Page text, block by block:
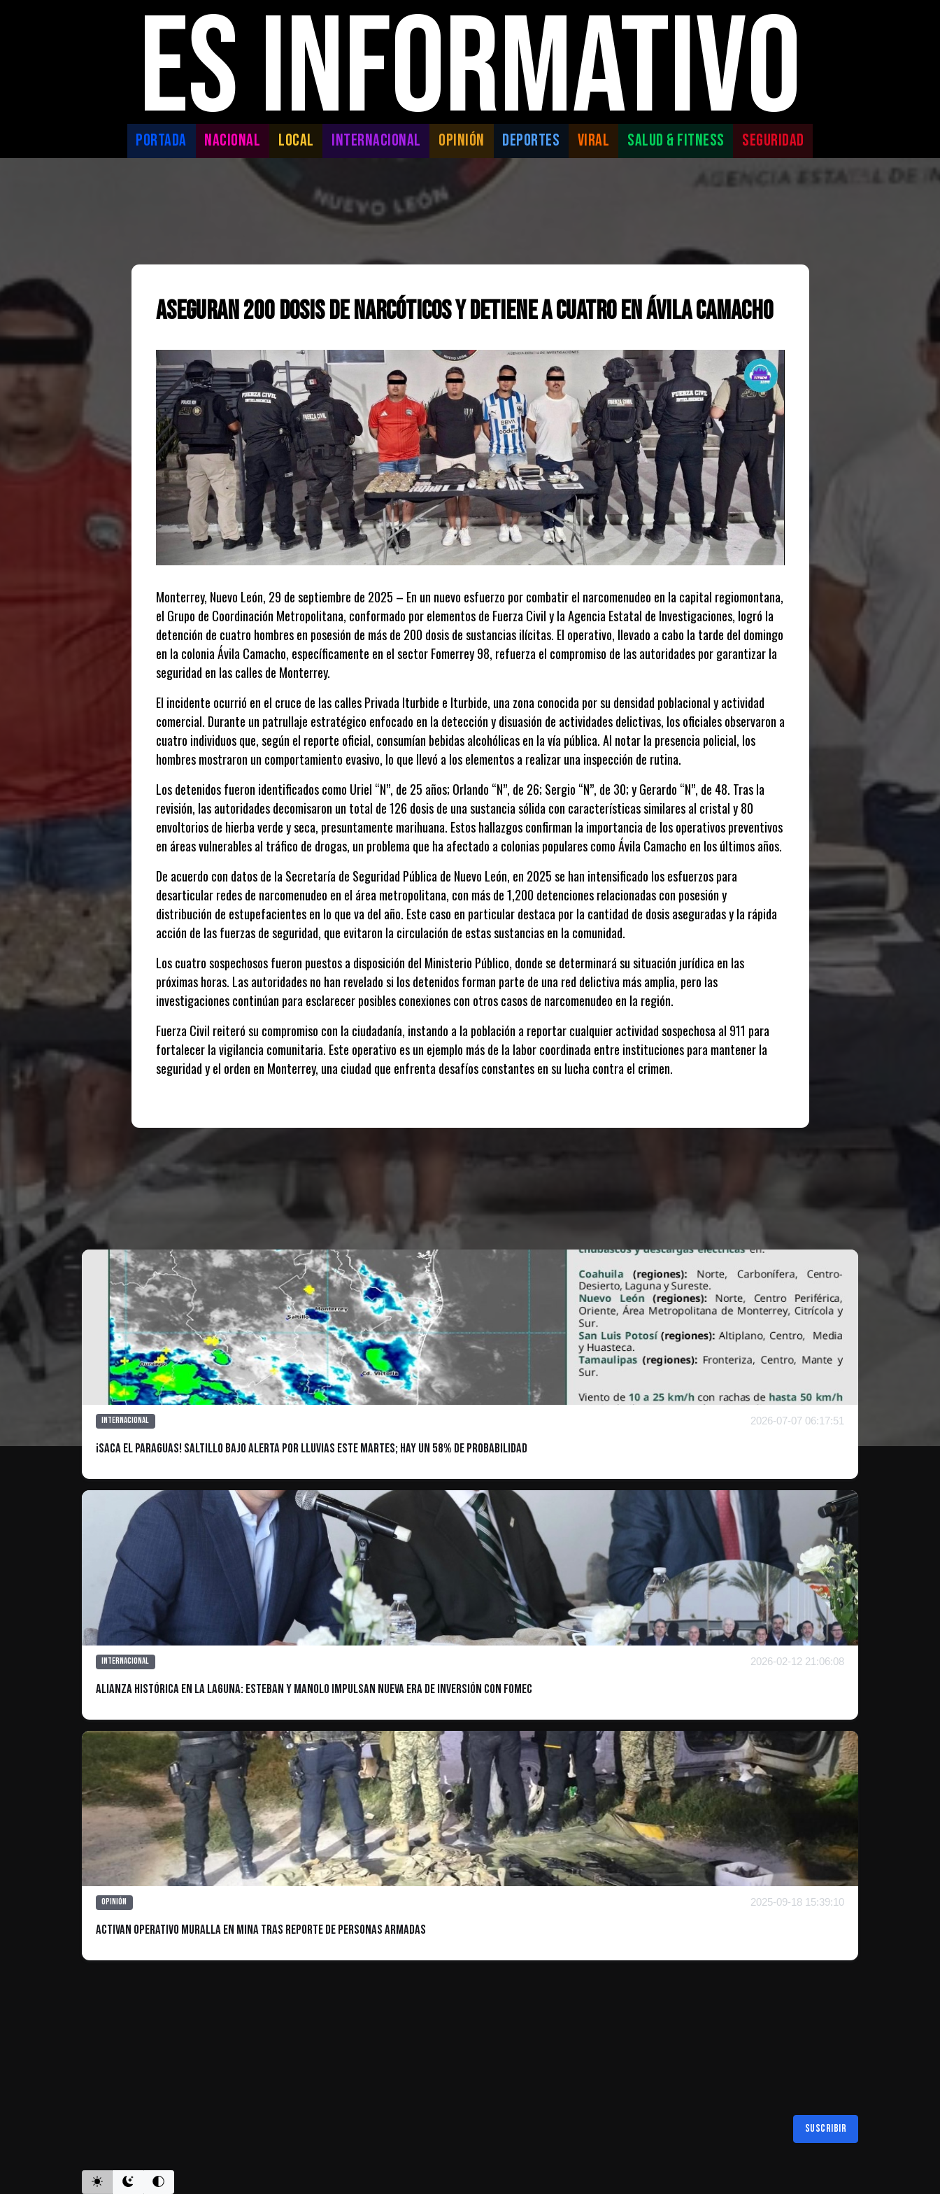
ES INFORMATIVO
PORTADA NACIONAL LOCAL INTERNACIONAL OPINIÓN DEPORTES VIRAL SALUD & FITNESS SEGURIDAD
Aseguran 200 Dosis de Narcóticos y Detiene a Cuatro en Ávila Camacho
Monterrey, Nuevo León, 29 de septiembre de 2025 – En un nuevo esfuerzo por combatir el narcomenudeo en la capital regiomontana,
el Grupo de Coordinación Metropolitana, conformado por elementos de Fuerza Civil y la Agencia Estatal de Investigaciones, logró la
detención de cuatro hombres en posesión de más de 200 dosis de sustancias ilícitas. El operativo, llevado a cabo la tarde del domingo
en la colonia Ávila Camacho, específicamente en el sector Fomerrey 98, refuerza el compromiso de las autoridades por garantizar la
seguridad en las calles de Monterrey.
El incidente ocurrió en el cruce de las calles Privada Iturbide e Iturbide, una zona conocida por su densidad poblacional y actividad
comercial. Durante un patrullaje estratégico enfocado en la detección y disuasión de actividades delictivas, los oficiales observaron a
cuatro individuos que, según el reporte oficial, consumían bebidas alcohólicas en la vía pública. Al notar la presencia policial, los
hombres mostraron un comportamiento evasivo, lo que llevó a los elementos a realizar una inspección de rutina.
Los detenidos fueron identificados como Uriel “N”, de 25 años; Orlando “N”, de 26; Sergio “N”, de 30; y Gerardo “N”, de 48. Tras la
revisión, las autoridades decomisaron un total de 126 dosis de una sustancia sólida con características similares al cristal y 80
envoltorios de hierba verde y seca, presuntamente marihuana. Estos hallazgos confirman la importancia de los operativos preventivos
en áreas vulnerables al tráfico de drogas, un problema que ha afectado a colonias populares como Ávila Camacho en los últimos años.
De acuerdo con datos de la Secretaría de Seguridad Pública de Nuevo León, en 2025 se han intensificado los esfuerzos para
desarticular redes de narcomenudeo en el área metropolitana, con más de 1,200 detenciones relacionadas con posesión y
distribución de estupefacientes en lo que va del año. Este caso en particular destaca por la cantidad de dosis aseguradas y la rápida
acción de las fuerzas de seguridad, que evitaron la circulación de estas sustancias en la comunidad.
Los cuatro sospechosos fueron puestos a disposición del Ministerio Público, donde se determinará su situación jurídica en las
próximas horas. Las autoridades no han revelado si los detenidos forman parte de una red delictiva más amplia, pero las
investigaciones continúan para esclarecer posibles conexiones con otros casos de narcomenudeo en la región.
Fuerza Civil reiteró su compromiso con la ciudadanía, instando a la población a reportar cualquier actividad sospechosa al 911 para
fortalecer la vigilancia comunitaria. Este operativo es un ejemplo más de la labor coordinada entre instituciones para mantener la
seguridad y el orden en Monterrey, una ciudad que enfrenta desafíos constantes en su lucha contra el crimen.
Te puede interesar
Internacional 2026-07-07 06:17:51
¡Saca el paraguas! Saltillo bajo alerta por lluvias este martes; hay un 58% de probabilidad
Internacional 2026-02-12 21:06:08
Alianza histórica en la Laguna: Esteban y Manolo impulsan nueva era de inversión con FOMEC
Opinión 2025-09-18 15:39:10
ACTIVAN OPERATIVO MURALLA EN MINA TRAS REPORTE DE PERSONAS ARMADAS
Suscribir